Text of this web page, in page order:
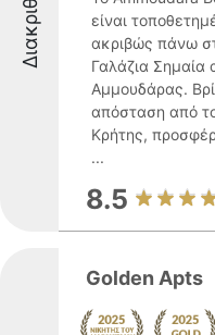
είναι
ακριβώς πάνω
Γαλάζια
Αμμουδάρας.
απόσταση από
Κρήτης,
...
8.5
Golden Apts